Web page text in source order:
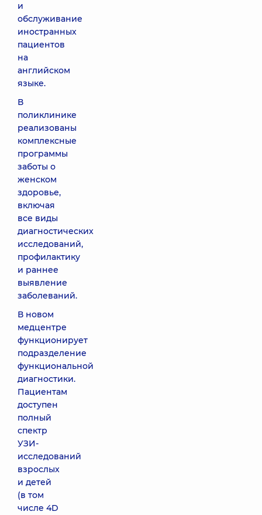
и
обслуживание
иностранных
пациентов
на
английском
языке.
В
поликлинике
реализованы
комплексные
программы
заботы о
женском
здоровье,
включая
все виды
диагностических
исследований,
профилактику
и раннее
выявление
заболеваний.
В новом
медцентре
функционирует
подразделение
функциональной
диагностики.
Пациентам
доступен
полный
спектр
УЗИ-
исследований
взрослых
и детей
(в том
числе 4D